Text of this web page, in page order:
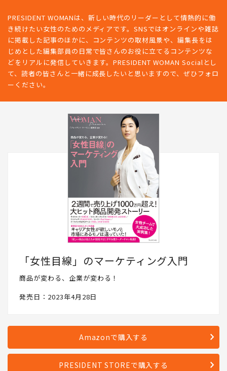
PRESIDENT WOMANは、新しい時代のリーダーとして情熱的に働
き続けたい女性のためのメディアです。SNSではオンラインや雑誌
に掲載した記事のほかに、コンテンツの取材風景や、編集長をは
じめとした編集部員の日常で皆さんのお役に立てるコンテンツな
どをリアルに発信していきます。PRESIDENT WOMAN Socialとし
て、読者の皆さんと一緒に成長したいと思いますので、ぜひフォロ
ーください。
「女性目線」のマーケティング入門
商品が変わる、企業が変わる！
発売日：2023年4月28日
Amazonで購入する
PRESIDENT STOREで購入する